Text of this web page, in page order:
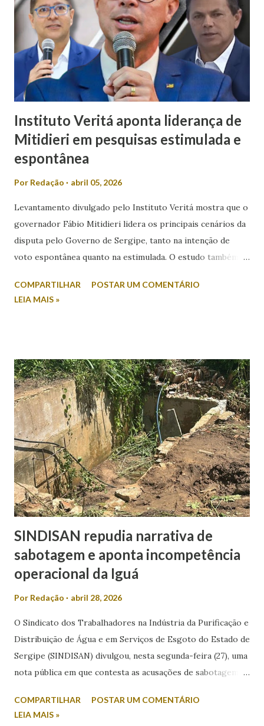
de poder. “Em meio a muitos casos de feminicídio,
misoginia e desrespeito, tem pré-candidato espalhando
machismo com as mulheres. Mulher em política, esqueça! É
isso que Valmir de Francisquinho disse ao ser questionado
se a sua mulher poderia ser uma...
Instituto Veritá aponta liderança de
Mitidieri em pesquisas estimulada e
espontânea
Por Redação abril 05, 2026
Levantamento divulgado pelo Instituto Veritá mostra que o
governador Fábio Mitidieri lidera os principais cenários da
disputa pelo Governo de Sergipe, tanto na intenção de
voto espontânea quanto na estimulada. O estudo também
colocados. Na intenção espontânea, quando o eleitor
estimulado, em que os candidatos são apresentados ao
entrevistado, Mitidieri mantém a liderança com 44,2%,
seguido por Valmir de Francisquinho, com 34,5%. Ricardo
Marques aparece com 17,6%, enquanto outros somam 3,7%.
O índice de eleitores indecisos, que não souberam ou
preferiram não responder, além de votos brancos e nulos,
chega a 22,6%. O levantamento também mediu a rejeição
dos candidatos. Nesse...
COMPARTILHAR
POSTAR UM COMENTÁRIO
LEIA MAIS »
SINDISAN repudia narrativa de
sabotagem e aponta incompetência
operacional da Iguá
Por Redação abril 28, 2026
O Sindicato dos Trabalhadores na Indústria da Purificação e
Distribuição de Água e em Serviços de Esgoto do Estado de
Sergipe (SINDISAN) divulgou, nesta segunda-feira (27), uma
nota pública em que contesta as acusações de sabotagem
Aracaju e região metropolitana. A entidade atribui o
COMPARTILHAR
POSTAR UM COMENTÁRIO
LEIA MAIS »